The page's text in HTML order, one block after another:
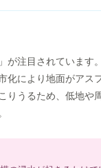
が注目されています
化により地面がアス
りうるため、低地や